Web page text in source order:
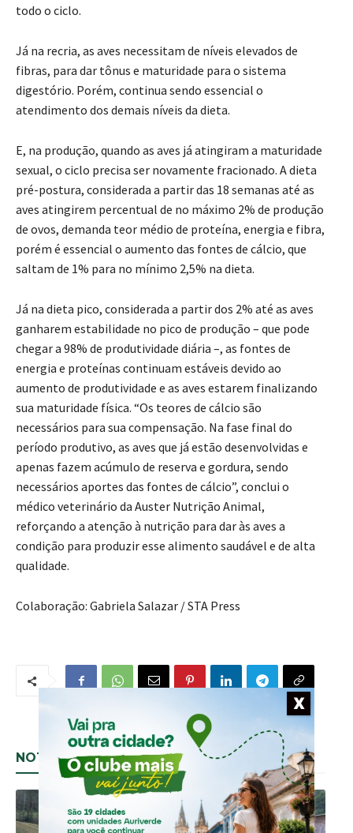
todo o ciclo.
Já na recria, as aves necessitam de níveis elevados de
fibras, para dar tônus e maturidade para o sistema
digestório. Porém, continua sendo essencial o
atendimento dos demais níveis da dieta.
E, na produção, quando as aves já atingiram a maturidade
sexual, o ciclo precisa ser novamente fracionado. A dieta
pré-postura, considerada a partir das 18 semanas até as
aves atingirem percentual de no máximo 2% de produção
de ovos, demanda teor médio de proteína, energia e fibra,
porém é essencial o aumento das fontes de cálcio, que
saltam de 1% para no mínimo 2,5% na dieta.
Já na dieta pico, considerada a partir dos 2% até as aves
ganharem estabilidade no pico de produção – que pode
chegar a 98% de produtividade diária –, as fontes de
energia e proteínas continuam estáveis devido ao
aumento de produtividade e as aves estarem finalizando
sua maturidade física. “Os teores de cálcio são
necessários para sua compensação. Na fase final do
período produtivo, as aves que já estão desenvolvidas e
apenas fazem acúmulo de reserva e gordura, sendo
necessários aportes das fontes de cálcio”, conclui o
médico veterinário da Auster Nutrição Animal,
reforçando a atenção à nutrição para dar às aves a
condição para produzir esse alimento saudável e de alta
qualidade.
Colaboração: Gabriela Salazar / STA Press
[adrotate group="1"]
NOTÍCIAS RELACIONADAS
X